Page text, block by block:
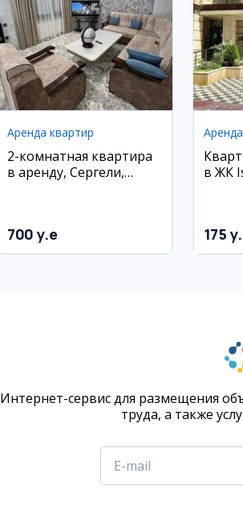
Аренда квартир
2-комнатная квартира
в аренду, Сергели,
700 y.e
в ЖК
175
Интернет-сервис для размещения
труда, а также